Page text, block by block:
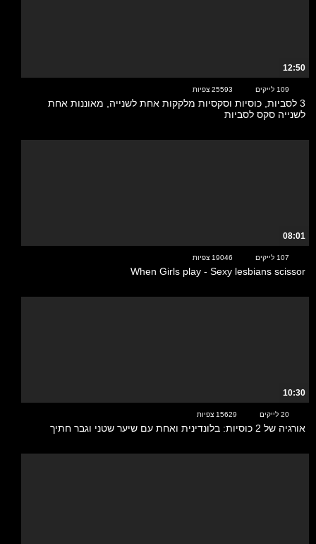
12:50
109 לייקים 25593 צפיות
3 לסביות, כוסיות וסקסיות מלקקות אחת לשנייה, מאוננות אחת
לשנייה סקס לסביות
08:01
107 לייקים 19046 צפיות
When Girls play - Sexy lesbians scissor
10:30
20 לייקים 15629 צפיות
אורגיה של 2 כוסיות: בלונדינית ואחת עם שיער שטני וגבר חתיך